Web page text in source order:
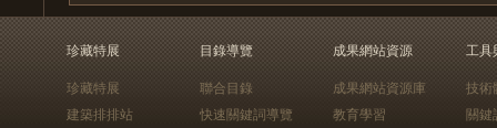
珍藏特展
珍藏特展
建築排排站
目錄導覽
聯合目錄
快速關鍵詞導覽
成果網站資源
成果網站資源庫
教育學習
工具
技術
關鍵